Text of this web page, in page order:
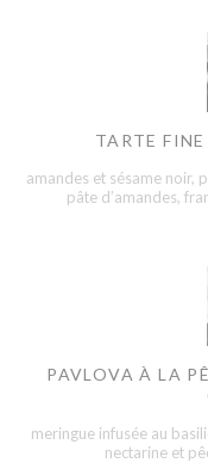
TARTE
amandes et sésame noir,
pâte d’amandes,
PAVLOVA À LA
meringue infusée au
nectarine et